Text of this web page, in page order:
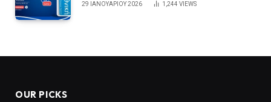
29 ΙΑΝΟΥΑΡΊΟΥ 2026 1,244 VIEWS
OUR PICKS